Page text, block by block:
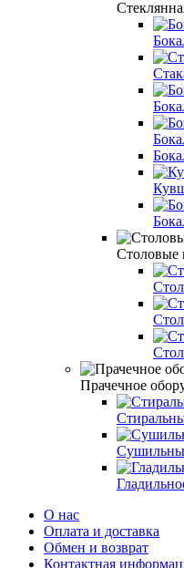
Столовые
Прачечное
О нас
Оплата и доставка
Обмен и возврат
Контактная